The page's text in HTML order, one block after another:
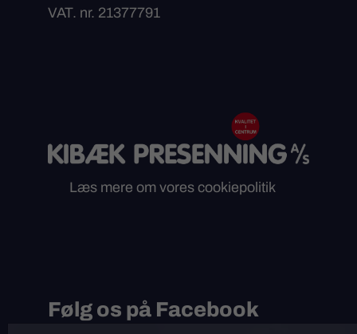
VAT. nr. 21377791
Læs mere om vores cookiepolitik
Følg os på Facebook